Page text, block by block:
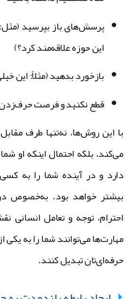
پرسش‌های باز بپرسید (مثل:
این حوزه علاقه‌مند کرد؟)
بازخورد بدهید (مثلاً: این خیلی
قطع نکنید و فرصت حرف‌زدن
این روش‌ها، نه‌تنها طرف مقابل
بلکه احتمال اینکه او شما
و در آینده شما را به کسی
خواهد بود. به‌خصوص در
توجه و تعامل انسانی نقش
می‌توانند شما را به یکی از
تبدیل کنند.